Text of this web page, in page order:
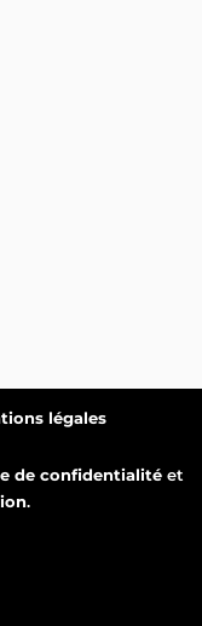
légales
de confidentialité et
.